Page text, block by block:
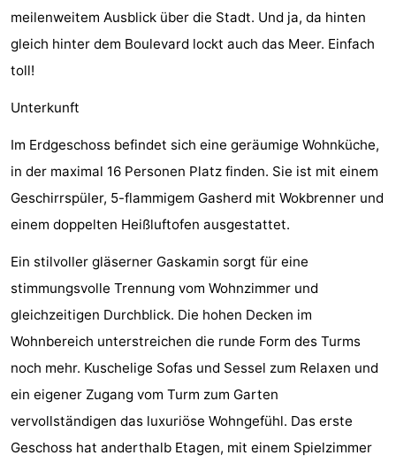
tun
Museen
-
Denkmäler
-
Spielplätze
-
Zentren
Dörfer
Städte
Führungen
-
meilenweitem Ausblick über die Stadt. Und ja, da hinten
gleich hinter dem Boulevard lockt auch das Meer. Einfach
toll!
Unterkunft
Im Erdgeschoss befindet sich eine geräumige Wohnküche,
in der maximal 16 Personen Platz finden. Sie ist mit einem
Geschirrspüler, 5-flammigem Gasherd mit Wokbrenner und
einem doppelten Heißluftofen ausgestattet.
Ein stilvoller gläserner Gaskamin sorgt für eine
stimmungsvolle Trennung vom Wohnzimmer und
gleichzeitigen Durchblick. Die hohen Decken im
Wohnbereich unterstreichen die runde Form des Turms
noch mehr. Kuschelige Sofas und Sessel zum Relaxen und
ein eigener Zugang vom Turm zum Garten
vervollständigen das luxuriöse Wohngefühl. Das erste
Geschoss hat anderthalb Etagen, mit einem Spielzimmer